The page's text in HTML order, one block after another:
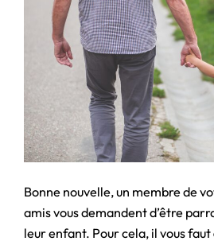
Bonne nouvelle, un membre de
amis vous demandent d’être
leur enfant. Pour cela, il vous faut